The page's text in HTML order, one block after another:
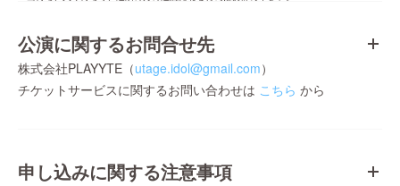
公演に関するお問合せ先
株式会社PLAYYTE（utage.idol@gmail.com）
チケットサービスに関するお問い合わせは こちら から
申し込みに関する注意事項